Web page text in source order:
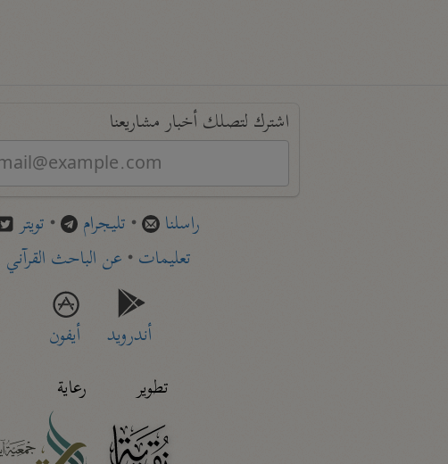
اشترك لتصلك أخبار مشاريعنا
راسلنا • تليجرام • تويتر
تعليمات• عن الباحث القرآني
أندرويد
أيفون
تطوير
رعاية